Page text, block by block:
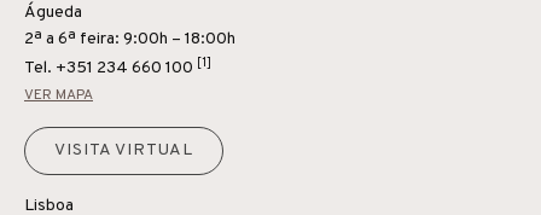
Águeda
2ª a 6ª feira: 9:00h – 18:00h
Tel. +351 234 660 100 [1]
VER MAPA
VISITA VIRTUAL
Lisboa